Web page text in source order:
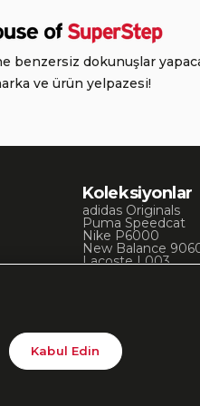
benzersiz dokunuşlar
ve ürün yelpazesi!
Koleksiyonlar
adidas Originals
Puma Speedcat
Nike P6000
New Balance
Lacoste L003
Kabul Edin